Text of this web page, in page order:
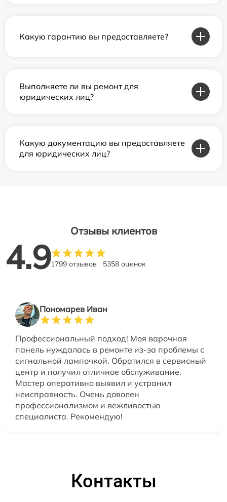
Какую гарантию вы предоставляете?
Выполняете ли вы ремонт для
юридических лиц?
Какую документацию вы предоставляете
для юридических лиц?
Отзывы клиентов
4.91799 отзывов 5358 оценок
Пономарев Иван
Профессиональный подход! Моя варочная
панель нуждалась в ремонте из-за проблемы с
сигнальной лампочкой. Обратился в сервисный
центр и получил отличное обслуживание.
Мастер оперативно выявил и устранил
неисправность. Очень доволен
профессионализмом и вежливостью
специалиста. Рекомендую!
Контакты